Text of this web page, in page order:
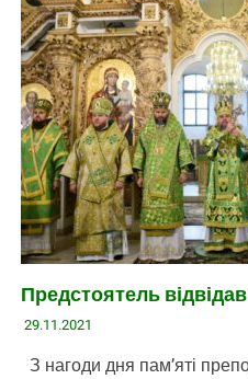
Предстоятель
29.11.2021
З нагоди дня пам’яті